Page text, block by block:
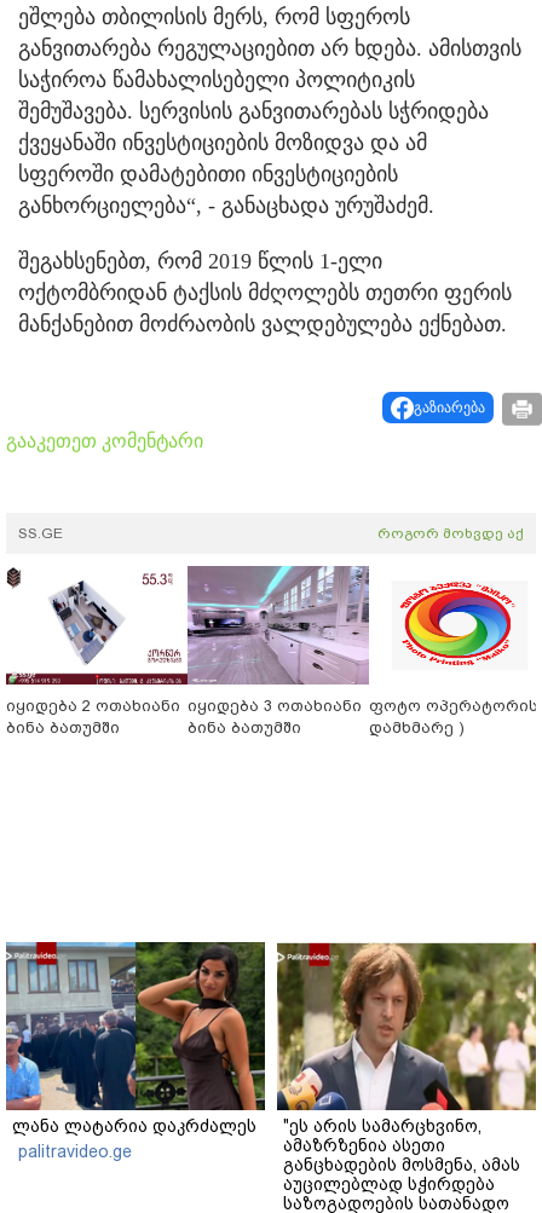
ეშლება თბილისის მერს, რომ სფეროს
განვითარება რეგულაციებით არ ხდება. ამისთვის
საჭიროა წამახალისებელი პოლიტიკის
შემუშავება. სერვისის განვითარებას სჭრიდება
ქვეყანაში ინვესტიციების მოზიდვა და ამ
სფეროში დამატებითი ინვესტიციების
განხორციელება“, - განაცხადა ურუშაძემ.
შეგახსენებთ, რომ 2019 წლის 1-ელი
ოქტომბრიდან ტაქსის მძღოლებს თეთრი ფერის
მანქანებით მოძრაობის ვალდებულება ექნებათ.
გაზიარება
გააკეთეთ კომენტარი
SS.GE როგორ მოხვდე აქ
იყიდება 2 ოთახიანი
ბინა ბათუმში
იყიდება 3 ოთახიანი
ბინა ბათუმში
ფოტო ოპერატორის
დამხმარე )
ლანა ლატარია დაკრძალეს
palitravideo.ge
"ეს არის სამარცხვინო,
ამაზრზენია ასეთი
განცხადების მოსმენა, ამას
აუცილებლად სჭირდება
საზოგადოების სათანადო